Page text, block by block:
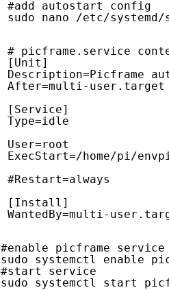
#add autostart config
sudo nano /etc/
# picframe.service
[Unit]
Description=Picframe
After=multi-user.target
[Service]
Type=idle
User=root
ExecStart=/home/pi/
#Restart=always
[Install]
WantedBy=multi-
#enable picframe service
sudo systemctl enable
#start service
sudo systemctl start